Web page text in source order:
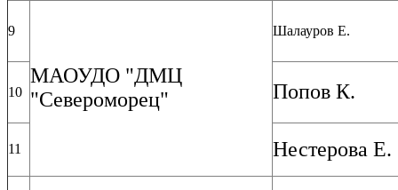
9
МАОУДО "ДМЦ
"Североморец"
Шалауров Е.
10 Попов К.
11 Нестерова Е.